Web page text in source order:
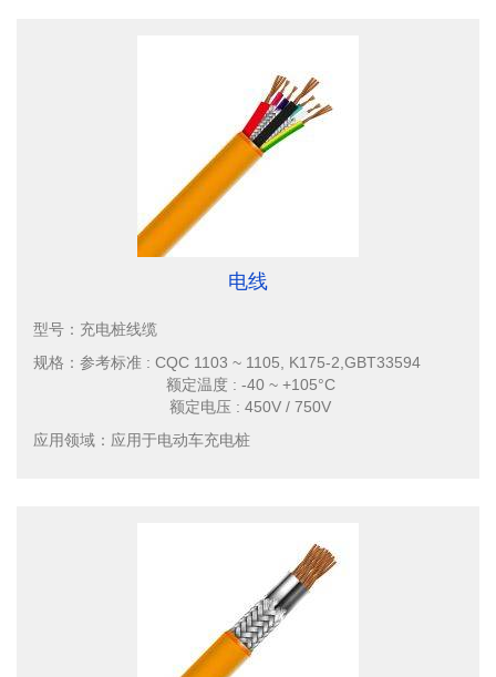
电线
型号： 充电桩线缆
规格： 参考标准 : CQC 1103 ~ 1105, K175-2,GBT33594
额定温度 : -40 ~ +105°C
额定电压 : 450V / 750V
应用领域： 应用于电动车充电桩